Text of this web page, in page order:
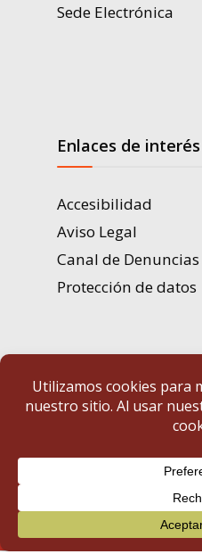
Sede Electrónica
Enlaces de interés
Accesibilidad
Aviso Legal
Canal de
Protección de datos
Portal de